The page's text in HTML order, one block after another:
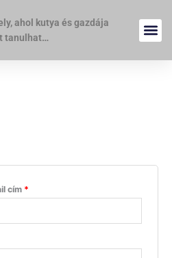
ahol kutya és gazdája
tanulhat…
cím *